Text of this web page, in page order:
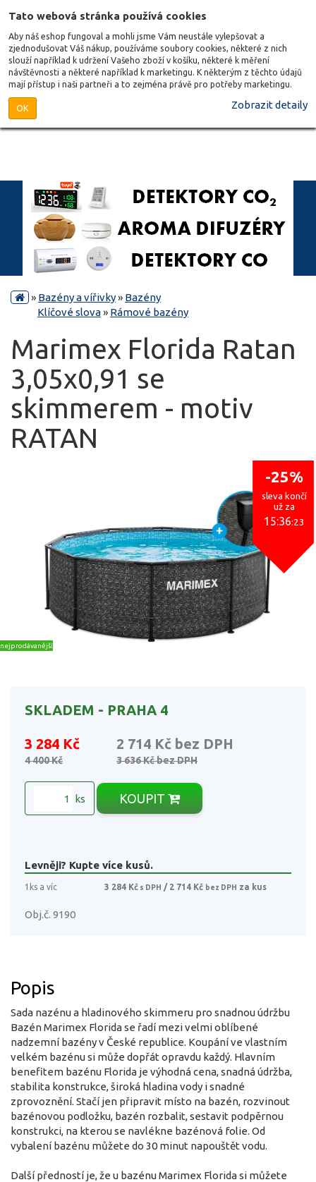
Tato webová stránka používá cookies
Aby náš eshop fungoval a mohli jsme Vám neustále vylepšovat a
zjednodušovat Váš nákup, používáme soubory cookies, některé z nich
slouží například k udržení Vašeho zboží v košíku, některé k měření
návštěvnosti a některé například k marketingu. K některým z těchto údajů
mají přístup i naši partneři a to zejména právě pro potřeby marketingu.
OK Zobrazit detaily
» Bazény a vířivky» Bazény
Klíčové slova» Rámové bazény
Marimex Florida Ratan
3,05x0,91 se
skimmerem - motiv
RATAN
-25%
sleva končí
už za
15:36:23
nejprodávanější
SKLADEM - PRAHA 4
3 284 Kč 2 714 Kč bez DPH
4 400 Kč 3 636 Kčbez DPH
ks KOUPIT
Levněji? Kupte více kusů.
1ks a víc 3 284 Kč s DPH / 2 714 Kč bez DPH za kus
Obj.č. 9190
Popis
Sada nazénu a hladinového skimmeru pro snadnou údržbu
Bazén Marimex Florida se řadí mezi velmi oblíbené
nadzemní bazény v České republice. Koupání ve vlastním
velkém bazénu si může dopřát opravdu každý. Hlavním
benefitem bazénu Florida je výhodná cena, snadná údržba,
stabilita konstrukce, široká hladina vody i snadné
zprovoznění. Stačí jen připravit místo na bazén, rozvinout
bazénovou podložku, bazén rozbalit, sestavit podpěrnou
konstrukci, na kterou se navlékne bazénová folie. Od
vybalení bazénu můžete do 30 minut napouštět vodu.
Další předností je, že u bazénu Marimex Florida si můžete